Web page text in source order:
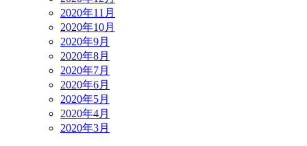
2020年11月
2020年10月
2020年9月
2020年8月
2020年7月
2020年6月
2020年5月
2020年4月
2020年3月